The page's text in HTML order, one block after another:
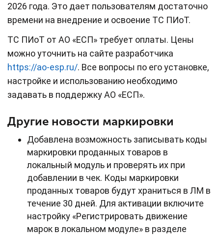
2026 года. Это дает пользователям достаточно
времени на внедрение и освоение ТС ПИоТ.
ТС ПИоТ от АО «ЕСП» требует оплаты. Цены
можно уточнить на сайте разработчика
https://ao-esp.ru/. Все вопросы по его установке,
настройке и использованию необходимо
задавать в поддержку АО «ЕСП».
Другие новости маркировки
Добавлена возможность записывать коды
маркировки проданных товаров в
локальный модуль и проверять их при
добавлении в чек. Коды маркировки
проданных товаров будут храниться в ЛМ в
течение 30 дней. Для активации включите
настройку «Регистрировать движение
марок в локальном модуле» в разделе